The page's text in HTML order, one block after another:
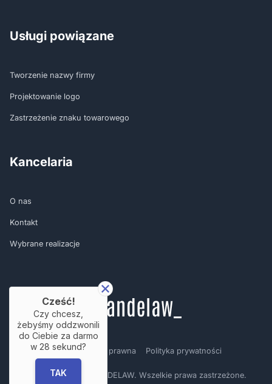
Usługi powiązane
Tworzenie nazwy firmy
Projektowanie logo
Zastrzeżenie znaku towarowego
Kancelaria
O nas
Kontakt
Wybrane realizacje
Regulamin Nota prawna Polityka prywatności
Copyright © by BRANDELAW. Wszelkie prawa zastrzeżone.
Cześć!
Czy chcesz,
żebyśmy oddzwonili
do Ciebie za darmo
w 28 sekund?
TAK